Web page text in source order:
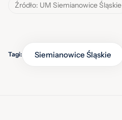
Źródło: UM Siemianowice Śląskie
Tagi: Siemianowice Śląskie